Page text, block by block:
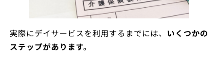
実際にデイサービスを利用するまでには、 いくつかの
ステップがあります。